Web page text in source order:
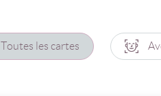
Toutes les cartes